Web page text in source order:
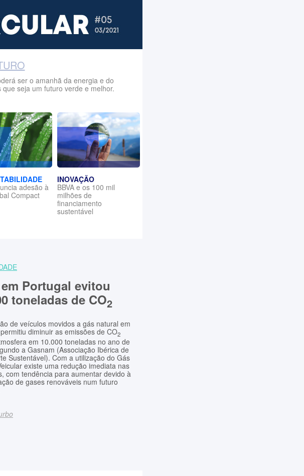
ser o amanhã da energia e do
seja um futuro verde e melhor.
adesão à
Compact
INOVAÇÃO
BBVA e os 100 mil
milhões de
financiamento
sustentável
Portugal evitou
toneladas de CO2
de veículos movidos a gás natural em
diminuir as emissões de CO2
em 10.000 toneladas no ano de
a Gasnam (Associação Ibérica de
Sustentável). Com a utilização do Gás
existe uma redução imediata nas
com tendência para aumentar devido à
de gases renováveis num futuro